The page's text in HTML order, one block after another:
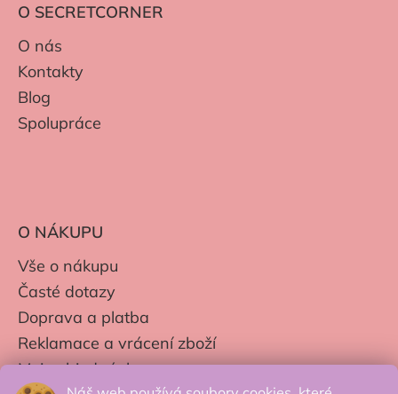
O SECRETCORNER
O nás
Kontakty
Blog
Spolupráce
O NÁKUPU
Vše o nákupu
Časté dotazy
Doprava a platba
Reklamace a vrácení zboží
Moje objednávky